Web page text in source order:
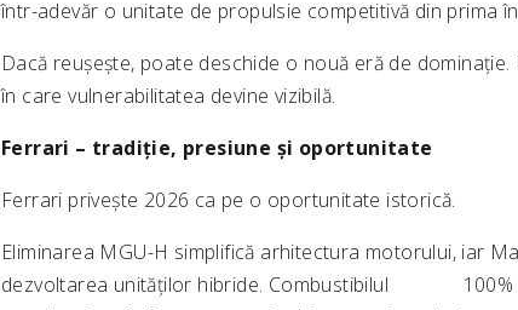
într-adevăr o unitate de propulsie competitivă din prima
Dacă reușește, poate deschide o nouă eră de
în care vulnerabilitatea devine vizibilă.
Ferrari – tradiție, presiune și oportunitate
Ferrari privește 2026 ca pe o oportunitate istorică.
Eliminarea MGU-H simplifică arhitectura motorului, iar
dezvoltarea unităților hibride. Combustibilul 100%